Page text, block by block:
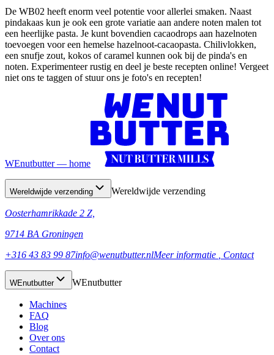
De WB02 heeft enorm veel potentie voor allerlei smaken. Naast
pindakaas kun je ook een grote variatie aan andere noten malen tot
een heerlijke pasta. Je kunt bovendien cacaodrops aan hazelnoten
toevoegen voor een hemelse hazelnoot-cacaopasta. Chilivlokken,
een snufje zout, kokos of caramel kunnen ook bij de pinda's en
noten. Experimenteer rustig en deel je beste recepten online! Vergeet
niet ons te taggen of stuur ons je foto's en recepten!
WEnutbutter — home
Wereldwijde verzending Wereldwijde verzending
Oosterhamrikkade 2 Z,
9714 BA Groningen
+316 43 83 99 87info@wenutbutter.nlMeer informatie , Contact
WEnutbutter WEnutbutter
Machines
FAQ
Blog
Over ons
Contact